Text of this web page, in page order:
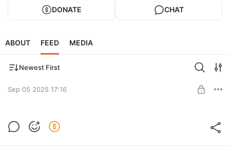
DONATE CHAT
ABOUT FEED MEDIA
Newest First
Sep 05 2025 17:16
Начало наступления немцев в сражении при Газале.